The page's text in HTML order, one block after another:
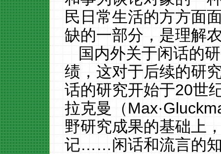
民日常生活的方方面
缺的一部分，是理解
国内外关于闲话的
绩，这对于后续的研
话的研究开始于20世
拉克曼（
野研究成果的基础上
记……闲话和流言的